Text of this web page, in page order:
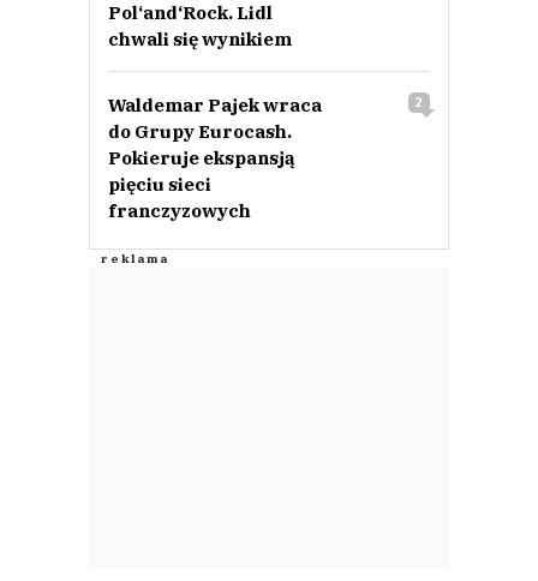
Pol‘and‘Rock. Lidl
chwali się wynikiem
Waldemar Pajek wraca
do Grupy Eurocash.
Pokieruje ekspansją
pięciu sieci
franczyzowych
2